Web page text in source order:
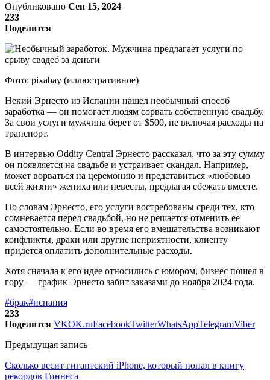
Опубликовано Сен 15, 2024
233
Поделится
Фото: pixabay (иллюстративное)
Некий Эрнесто из Испании нашел необычный способ
заработка — он помогает людям сорвать собственную свадьбу.
За свои услуги мужчина берет от $500, не включая расходы на
транспорт.
В интервью Oddity Central Эрнесто рассказал, что за эту сумму
он появляется на свадьбе и устраивает скандал. Например,
может ворваться на церемонию и представиться «любовью
всей жизни» жениха или невесты, предлагая сбежать вместе.
По словам Эрнесто, его услуги востребованы среди тех, кто
сомневается перед свадьбой, но не решается отменить ее
самостоятельно. Если во время его вмешательства возникают
конфликты, драки или другие неприятности, клиенту
придется оплатить дополнительные расходы.
Хотя сначала к его идее относились с юмором, бизнес пошел в
гору — график Эрнесто забит заказами до ноября 2024 года.
#брак#испания
233
Поделится VKOK.ruFacebookTwitterWhatsAppTelegramViber
Предыдущая запись
Сколько весит гигантский iPhone, который попал в книгу
рекордов Гиннеса